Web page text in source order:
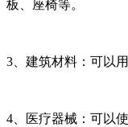
板、座椅等。
3、建筑材料：可以
4、医疗器械：可以